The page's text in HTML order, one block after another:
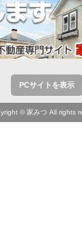
PCサイトを表示
© 家みつ All rights